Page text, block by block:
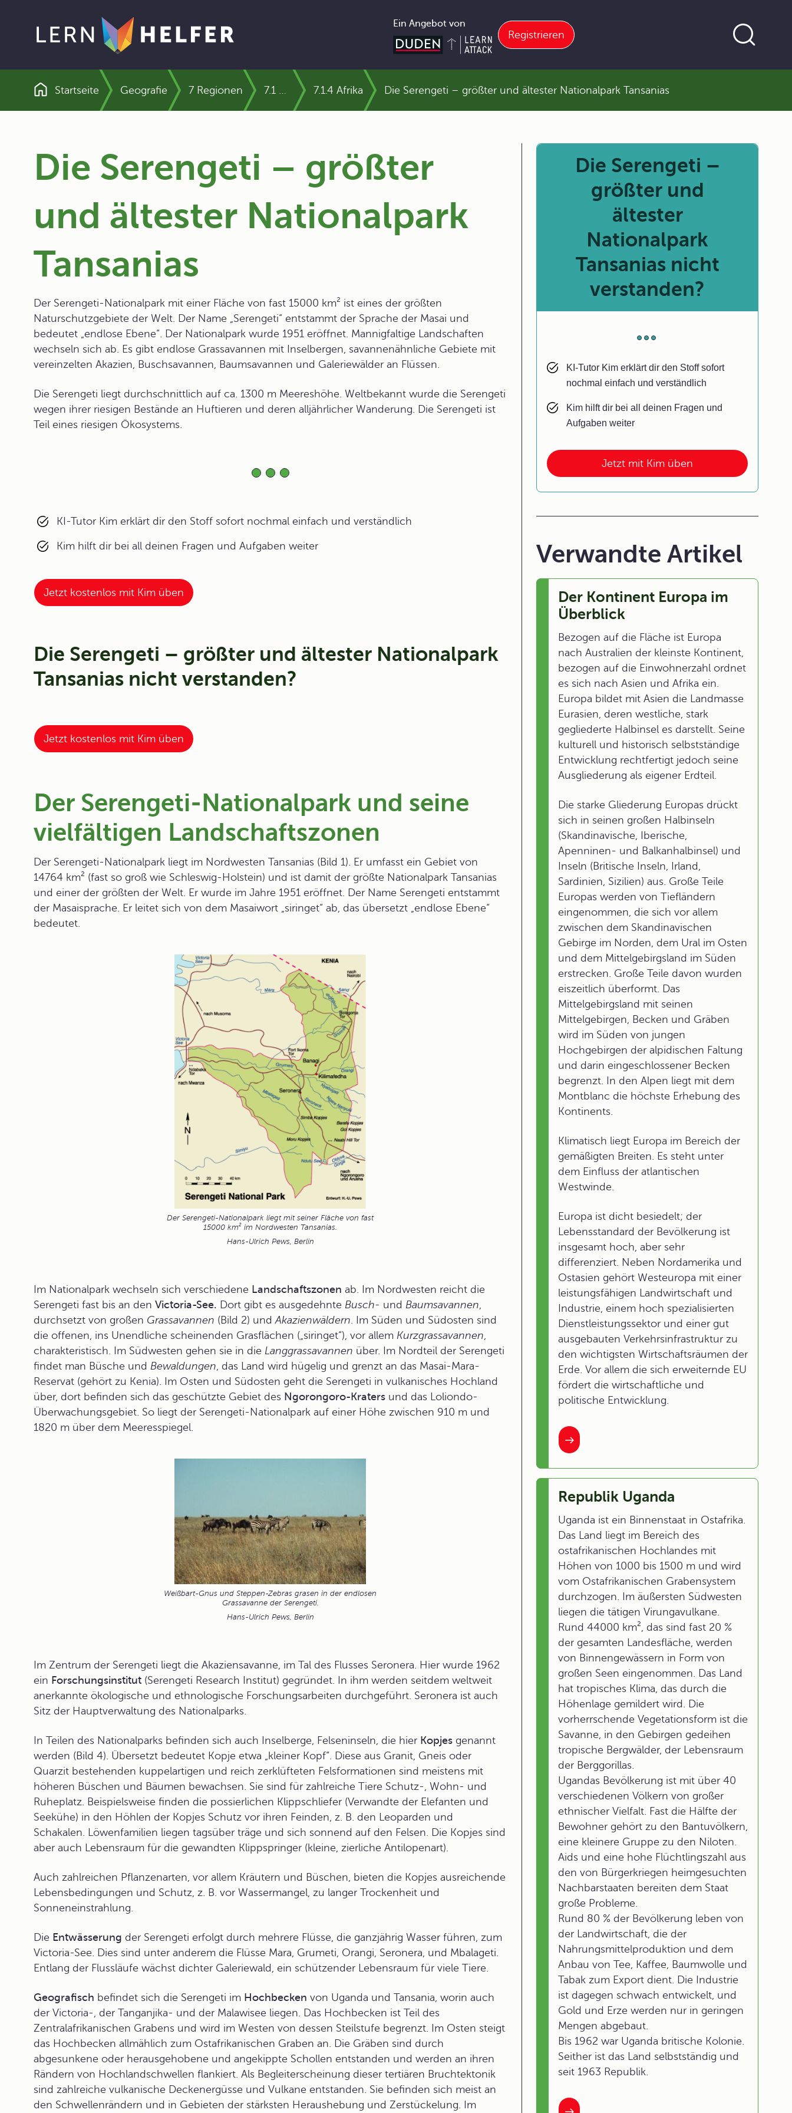
Ein Angebot von
Registrieren
Pfadnavigation
Startseite Geografie 7 Regionen 7.1.4 Afrika Die Serengeti – größter und ältester Nationalpark Tansanias
Die Serengeti – größter
und ältester Nationalpark
Tansanias
Der Serengeti-Nationalpark mit einer Fläche von fast 15000 km² ist eines der größten
Naturschutzgebiete der Welt. Der Name „Serengeti“ entstammt der Sprache der Masai und
bedeutet „endlose Ebene“. Der Nationalpark wurde 1951 eröffnet. Mannigfaltige Landschaften
wechseln sich ab. Es gibt endlose Grassavannen mit Inselbergen, savannenähnliche Gebiete mit
vereinzelten Akazien, Buschsavannen, Baumsavannen und Galeriewälder an Flüssen.
Die Serengeti liegt durchschnittlich auf ca. 1300 m Meereshöhe. Weltbekannt wurde die Serengeti
wegen ihrer riesigen Bestände an Huftieren und deren alljährlicher Wanderung. Die Serengeti ist
Teil eines riesigen Ökosystems.
KI-Tutor Kim erklärt dir den Stoff sofort nochmal einfach und verständlich
Kim hilft dir bei all deinen Fragen und Aufgaben weiter
Jetzt kostenlos mit Kim üben
Die Serengeti – größter und ältester Nationalpark
Tansanias nicht verstanden?
Jetzt kostenlos mit Kim üben
Der Serengeti-Nationalpark und seine
vielfältigen Landschaftszonen
Der Serengeti-Nationalpark liegt im Nordwesten Tansanias (Bild 1). Er umfasst ein Gebiet von
14764 km² (fast so groß wie Schleswig-Holstein) und ist damit der größte Nationalpark Tansanias
und einer der größten der Welt. Er wurde im Jahre 1951 eröffnet. Der Name Serengeti entstammt
der Masaisprache. Er leitet sich von dem Masaiwort „siringet“ ab, das übersetzt „endlose Ebene“
bedeutet.
Der Serengeti-Nationalpark liegt mit seiner Fläche von fast
15000 km² im Nordwesten Tansanias.
Hans-Ulrich Pews, Berlin
Im Nationalpark wechseln sich verschiedene Landschaftszonen ab. Im Nordwesten reicht die
Serengeti fast bis an den Victoria-See. Dort gibt es ausgedehnte Busch- und Baumsavannen,
durchsetzt von großen Grassavannen (Bild 2) undAkazienwäldern. Im Süden und Südosten sind
die offenen, ins Unendliche scheinenden Grasflächen („siringet“), vor allem Kurzgrassavannen,
charakteristisch. Im Südwesten gehen sie in die Langgrassavannen über. Im Nordteil der Serengeti
findet man Büsche und Bewaldungen, das Land wird hügelig und grenzt an das Masai-Mara-
Reservat (gehört zu Kenia). Im Osten und Südosten geht die Serengeti in vulkanisches Hochland
über, dort befinden sich das geschützte Gebiet des Ngorongoro-Kraters und das Loliondo-
Überwachungsgebiet. So liegt der Serengeti-Nationalpark auf einer Höhe zwischen 910 m und
1820 m über dem Meeresspiegel.
Weißbart-Gnus und Steppen-Zebras grasen in der endlosen
Grassavanne der Serengeti.
Hans-Ulrich Pews, Berlin
Im Zentrum der Serengeti liegt die Akaziensavanne, im Tal des Flusses Seronera. Hier wurde 1962
ein Forschungsinstitut (Serengeti Research Institut) gegründet. In ihm werden seitdem weltweit
anerkannte ökologische und ethnologische Forschungsarbeiten durchgeführt. Seronera ist auch
Sitz der Hauptverwaltung des Nationalparks.
In Teilen des Nationalparks befinden sich auch Inselberge, Felseninseln, die hier Kopjes genannt
werden (Bild 4). Übersetzt bedeutet Kopje etwa „kleiner Kopf“. Diese aus Granit, Gneis oder
Quarzit bestehenden kuppelartigen und reich zerklüfteten Felsformationen sind meistens mit
höheren Büschen und Bäumen bewachsen. Sie sind für zahlreiche Tiere Schutz-, Wohn- und
Ruheplatz. Beispielsweise finden die possierlichen Klippschliefer (Verwandte der Elefanten und
Seekühe) in den Höhlen der Kopjes Schutz vor ihren Feinden, z. B. den Leoparden und
Schakalen. Löwenfamilien liegen tagsüber träge und sich sonnend auf den Felsen. Die Kopjes sind
aber auch Lebensraum für die gewandten Klippspringer (kleine, zierliche Antilopenart).
Auch zahlreichen Pflanzenarten, vor allem Kräutern und Büschen, bieten die Kopjes ausreichende
Lebensbedingungen und Schutz, z. B. vor Wassermangel, zu langer Trockenheit und
Sonneneinstrahlung.
Die Entwässerung der Serengeti erfolgt durch mehrere Flüsse, die ganzjährig Wasser führen, zum
Victoria-See. Dies sind unter anderem die Flüsse Mara, Grumeti, Orangi, Seronera, und Mbalageti.
Entlang der Flussläufe wächst dichter Galeriewald, ein schützender Lebensraum für viele Tiere.
Geografisch befindet sich die Serengeti im Hochbecken von Uganda und Tansania, worin auch
der Victoria-, der Tanganjika- und der Malawisee liegen. Das Hochbecken ist Teil des
Zentralafrikanischen Grabens und wird im Westen von dessen Steilstufe begrenzt. Im Osten steigt
das Hochbecken allmählich zum Ostafrikanischen Graben an. Die Gräben sind durch
abgesunkene oder herausgehobene und angekippte Schollen entstanden und werden an ihren
Rändern von Hochlandschwellen flankiert. Als Begleiterscheinung dieser tertiären Bruchtektonik
sind zahlreiche vulkanische Deckenergüsse und Vulkane entstanden. Sie befinden sich meist an
den Schwellenrändern und in Gebieten der stärksten Heraushebung und Zerstückelung. Im
Jetzt mit Kim üben
Die Serengeti –
größter und
ältester
Nationalpark
Tansanias nicht
verstanden?
KI-Tutor Kim erklärt dir den Stoff sofort
nochmal einfach und verständlich
Kim hilft dir bei all deinen Fragen und
Aufgaben weiter
Verwandte Artikel
Der Kontinent Europa im
Überblick
Bezogen auf die Fläche ist Europa
nach Australien der kleinste Kontinent,
bezogen auf die Einwohnerzahl ordnet
es sich nach Asien und Afrika ein.
Europa bildet mit Asien die Landmasse
Eurasien, deren westliche, stark
gegliederte Halbinsel es darstellt. Seine
kulturell und historisch selbstständige
Entwicklung rechtfertigt jedoch seine
Ausgliederung als eigener Erdteil.
Die starke Gliederung Europas drückt
sich in seinen großen Halbinseln
(Skandinavische, Iberische,
Apenninen- und Balkanhalbinsel) und
Inseln (Britische Inseln, Irland,
Sardinien, Sizilien) aus. Große Teile
Europas werden von Tiefländern
eingenommen, die sich vor allem
zwischen dem Skandinavischen
Gebirge im Norden, dem Ural im Osten
und dem Mittelgebirgsland im Süden
erstrecken. Große Teile davon wurden
eiszeitlich überformt. Das
Mittelgebirgsland mit seinen
Mittelgebirgen, Becken und Gräben
wird im Süden von jungen
Hochgebirgen der alpidischen Faltung
und darin eingeschlossener Becken
begrenzt. In den Alpen liegt mit dem
Montblanc die höchste Erhebung des
Kontinents.
Klimatisch liegt Europa im Bereich der
gemäßigten Breiten. Es steht unter
dem Einfluss der atlantischen
Westwinde.
Europa ist dicht besiedelt; der
Lebensstandard der Bevölkerung ist
insgesamt hoch, aber sehr
differenziert. Neben Nordamerika und
Ostasien gehört Westeuropa mit einer
leistungsfähigen Landwirtschaft und
Industrie, einem hoch spezialisierten
Dienstleistungssektor und einer gut
ausgebauten Verkehrsinfrastruktur zu
den wichtigsten Wirtschaftsräumen der
Erde. Vor allem die sich erweiternde EU
fördert die wirtschaftliche und
politische Entwicklung.
Republik Uganda
Uganda ist ein Binnenstaat in Ostafrika.
Das Land liegt im Bereich des
ostafrikanischen Hochlandes mit
Höhen von 1000 bis 1500 m und wird
vom Ostafrikanischen Grabensystem
durchzogen. Im äußersten Südwesten
liegen die tätigen Virungavulkane.
Rund 44000 km², das sind fast 20 %
der gesamten Landesfläche, werden
von Binnengewässern in Form von
großen Seen eingenommen. Das Land
hat tropisches Klima, das durch die
Höhenlage gemildert wird. Die
vorherrschende Vegetationsform ist die
Savanne, in den Gebirgen gedeihen
tropische Bergwälder, der Lebensraum
der Berggorillas.
Ugandas Bevölkerung ist mit über 40
verschiedenen Völkern von großer
ethnischer Vielfalt. Fast die Hälfte der
Bewohner gehört zu den Bantuvölkern,
eine kleinere Gruppe zu den Niloten.
Aids und eine hohe Flüchtlingszahl aus
den von Bürgerkriegen heimgesuchten
Nachbarstaaten bereiten dem Staat
große Probleme.
Rund 80 % der Bevölkerung leben von
der Landwirtschaft, die der
Nahrungsmittelproduktion und dem
Anbau von Tee, Kaffee, Baumwolle und
Tabak zum Export dient. Die Industrie
ist dagegen schwach entwickelt, und
Gold und Erze werden nur in geringen
Mengen abgebaut.
Bis 1962 war Uganda britische Kolonie.
Seither ist das Land selbstständig und
seit 1963 Republik.